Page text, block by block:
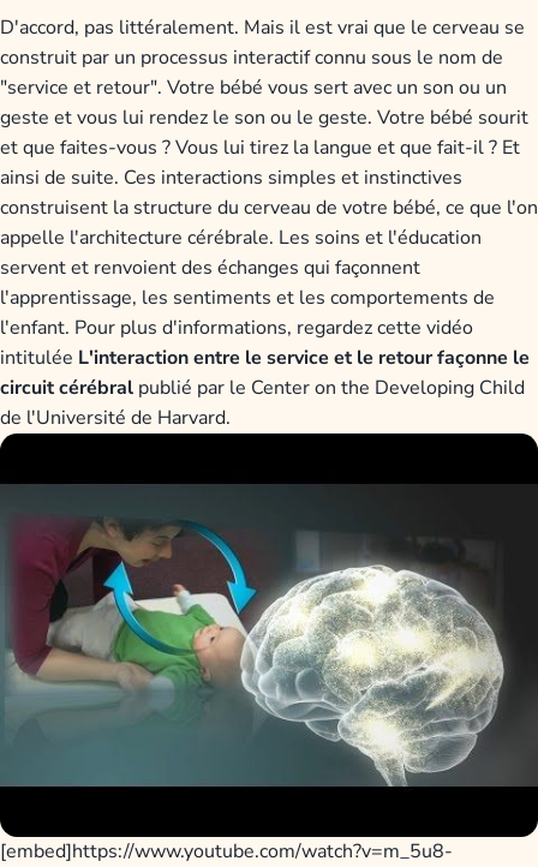
D'accord, pas littéralement. Mais il est vrai que le cerveau se
construit par un processus interactif connu sous le nom de
"service et retour". Votre bébé vous sert avec un son ou un
geste et vous lui rendez le son ou le geste. Votre bébé sourit
et que faites-vous ? Vous lui tirez la langue et que fait-il ? Et
ainsi de suite. Ces interactions simples et instinctives
construisent la structure du cerveau de votre bébé, ce que l'on
appelle l'architecture cérébrale. Les soins et l'éducation
servent et renvoient des échanges qui façonnent
l'apprentissage, les sentiments et les comportements de
l'enfant. Pour plus d'informations, regardez cette vidéo
intitulée L'interaction entre le service et le retour façonne le
circuit cérébral publié par le Center on the Developing Child
de l'Université de Harvard.
[embed]https://www.youtube.com/watch?v=m_5u8-